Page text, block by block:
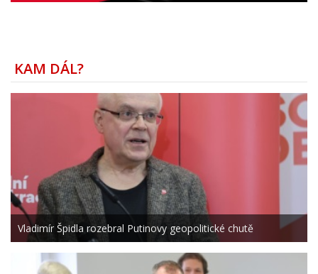
KAM DÁL?
Vladimír Špidla rozebral Putinovy geopolitické chutě